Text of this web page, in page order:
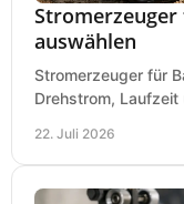
auswählen
Stromerzeuger für
Drehstrom,
22. Juli 2026